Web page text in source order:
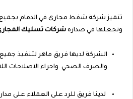
تتميز شركة شفط مجارى في الدمام بجميع
وتجعلها في صداره شركات تسليك المجاري
الشركة لديها فريق ماهر لتنفيذ
والصرف الصحي واجراء الاصلاحات